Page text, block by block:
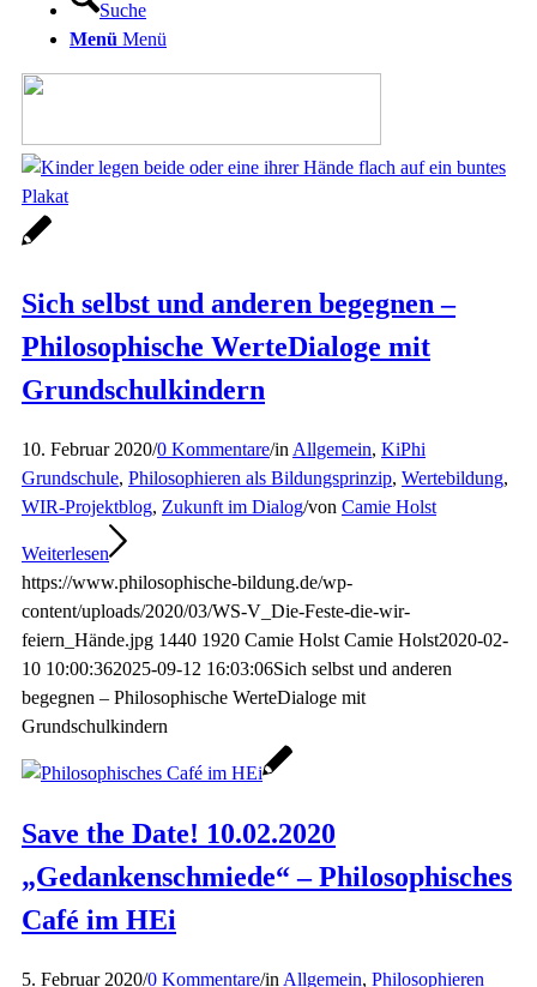
Suche
Menü Menü
Sich selbst und anderen begegnen –
Philosophische WerteDialoge mit
Grundschulkindern
10. Februar 2020/0 Kommentare/in Allgemein, KiPhi
Grundschule, Philosophieren als Bildungsprinzip, Wertebildung,
WIR-Projektblog, Zukunft im Dialog/von Camie Holst
Weiterlesen
https://www.philosophische-bildung.de/wp-
content/uploads/2020/03/WS-V_Die-Feste-die-wir-
feiern_Hände.jpg 1440 1920 Camie Holst Camie Holst2020-02-
10 10:00:362025-09-12 16:03:06Sich selbst und anderen
begegnen – Philosophische WerteDialoge mit
Grundschulkindern
Save the Date! 10.02.2020
„Gedankenschmiede“ – Philosophisches
Café im HEi
5. Februar 2020/0 Kommentare/in Allgemein, Philosophieren